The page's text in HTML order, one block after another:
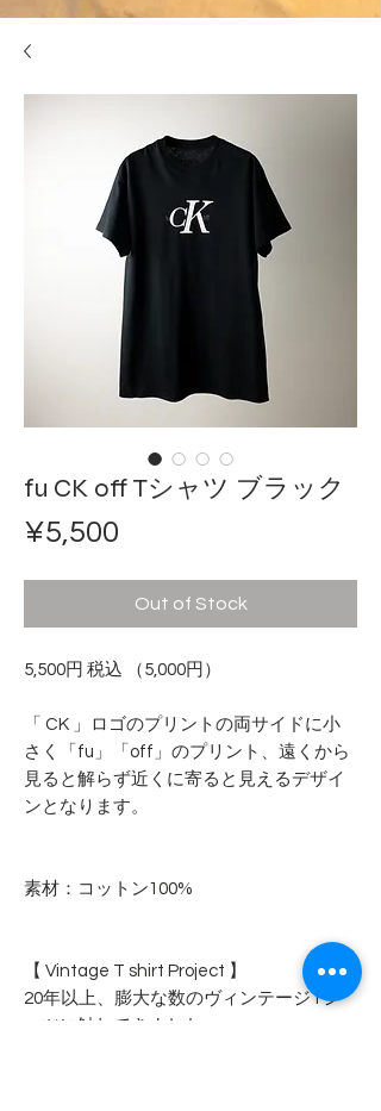
fu CK off Tシャツ ブラック
¥5,500
Out of Stock
5,500円 税込 （5,000円）
「 CK 」ロゴのプリントの両サイドに小
さく「fu」「off」のプリント、遠くから
見ると解らず近くに寄ると見えるデザイ
ンとなります。
素材：コットン100%
【 Vintage T shirt Project 】
20年以上、膨大な数のヴィンテージTシ
ャツに触れてきました。